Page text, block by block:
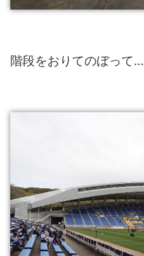
階段をおりてのぼって…